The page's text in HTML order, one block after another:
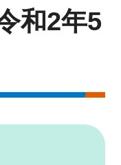
和2年5